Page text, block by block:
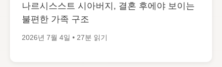
나르시스스트 시아버지, 결혼 후에야 보이는
불편한 가족 구조
2026년 7월 4일 • 27분 읽기